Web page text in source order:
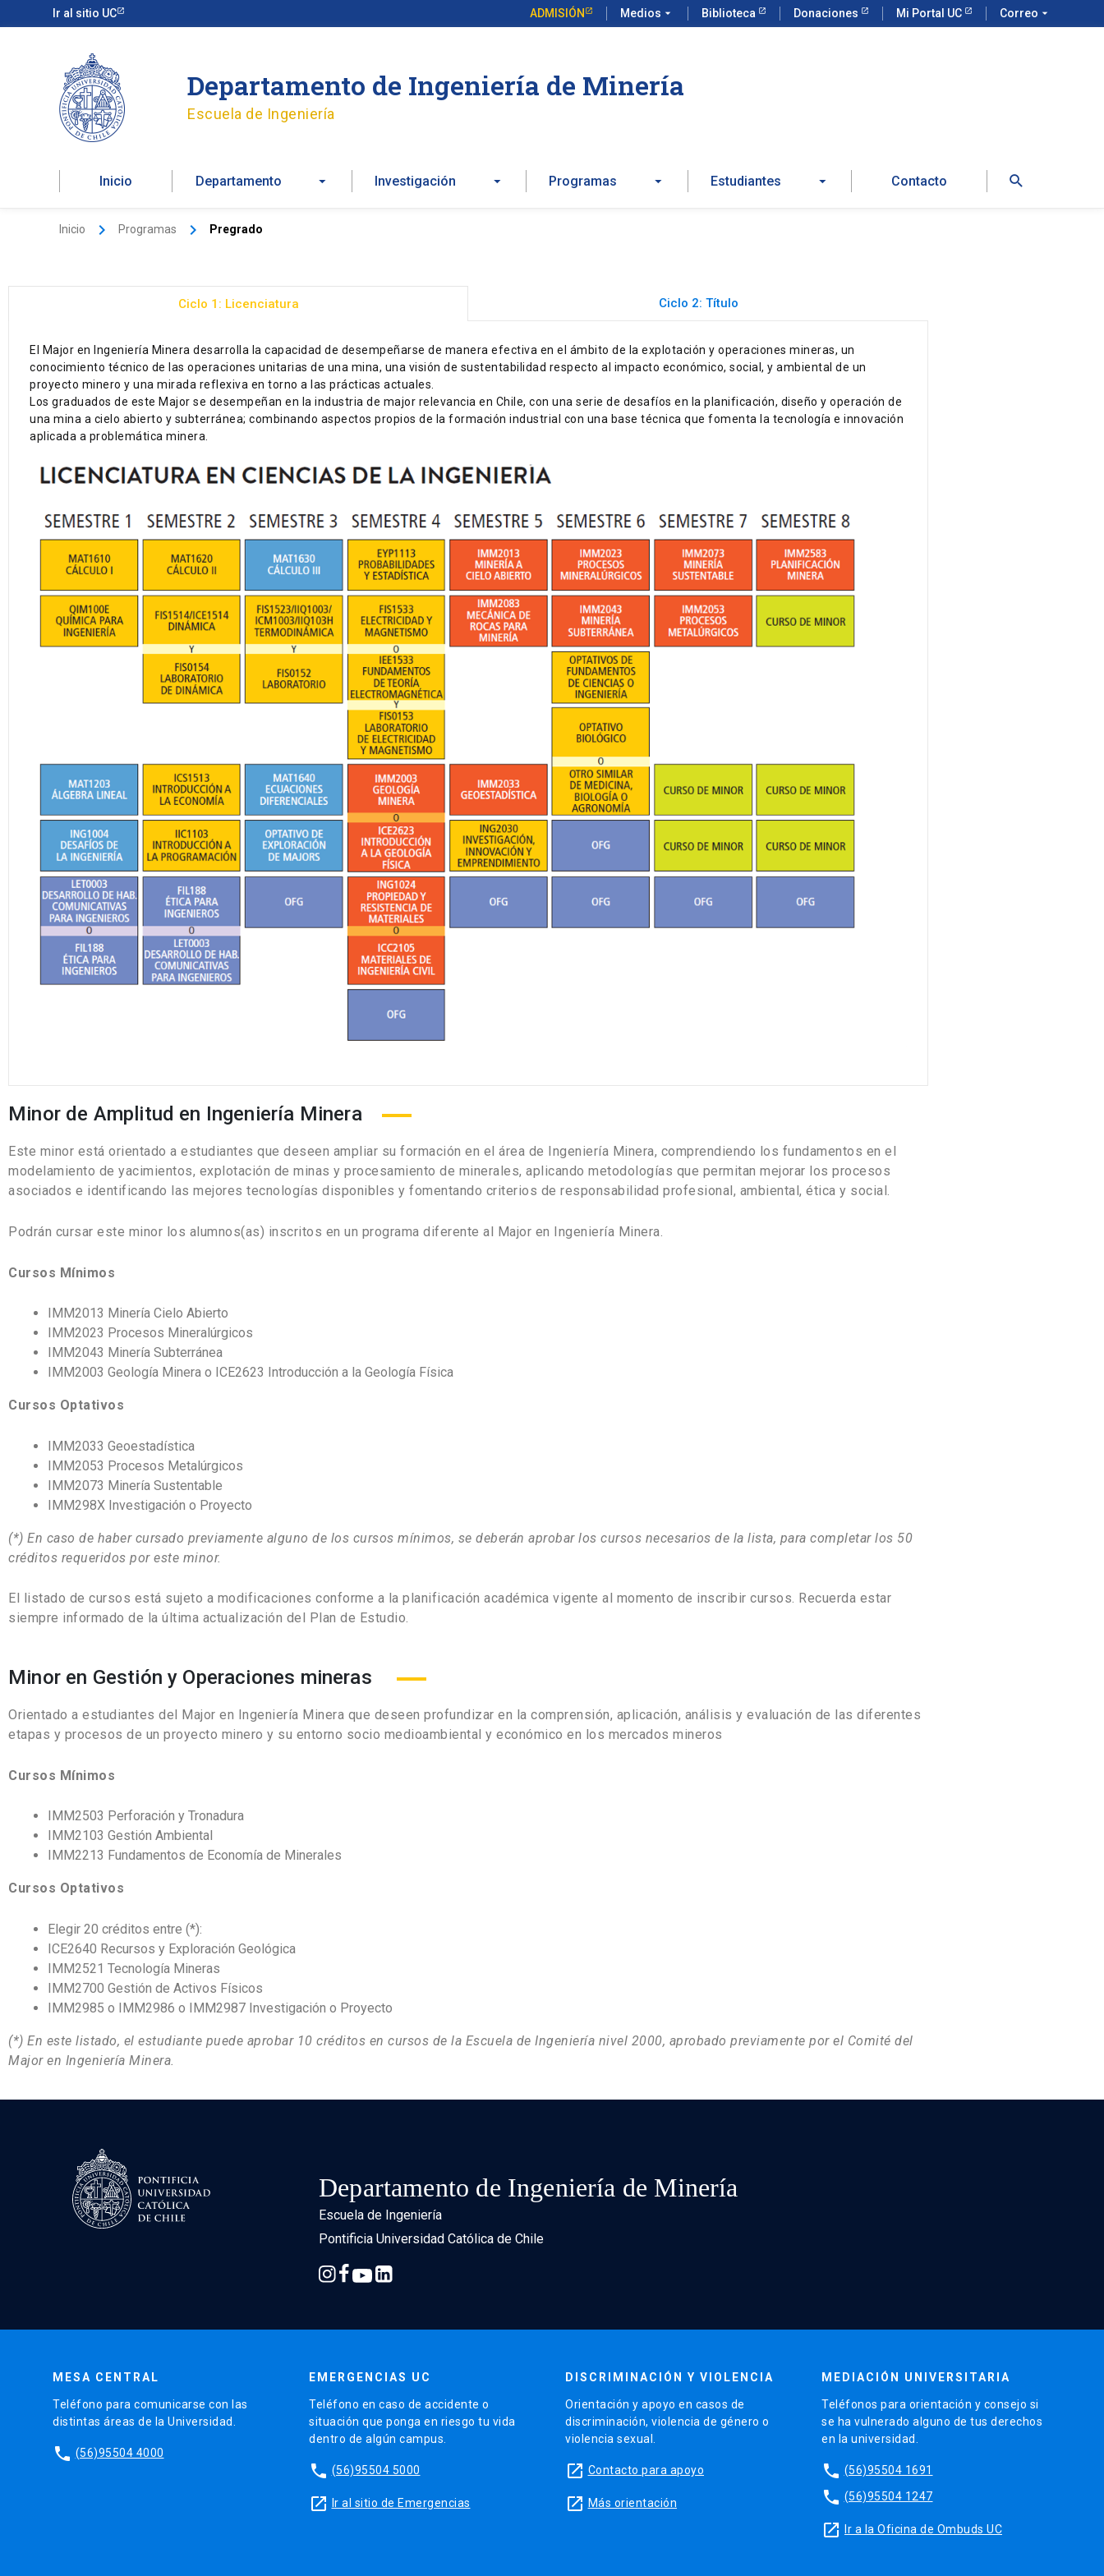
Ir al sitio UC ADMISIÓN Medios arrow_drop_down Biblioteca Donaciones Mi Portal UC Correo arrow_drop_down
al
Departamento de Ingeniería de Minería
Escuela de Ingeniería
Inicio Departamento Investigación Programas Estudiantes Contacto Buscar
Inicio Programas Pregrado
Ciclo 1: Licenciatura Ciclo 2: Título
El Major en Ingeniería Minera desarrolla la capacidad de desempeñarse de manera efectiva en el ámbito de la explotación y operaciones mineras, un
conocimiento técnico de las operaciones unitarias de una mina, una visión de sustentabilidad respecto al impacto económico, social, y ambiental de un
proyecto minero y una mirada reflexiva en torno a las prácticas actuales.
Los graduados de este Major se desempeñan en la industria de major relevancia en Chile, con una serie de desafíos en la planificación, diseño y operación de
una mina a cielo abierto y subterránea; combinando aspectos propios de la formación industrial con una base técnica que fomenta la tecnología e innovación
aplicada a problemática minera.
Minor de Amplitud en Ingeniería Minera
Este minor está orientado a estudiantes que deseen ampliar su formación en el área de Ingeniería Minera, comprendiendo los fundamentos en el
modelamiento de yacimientos, explotación de minas y procesamiento de minerales, aplicando metodologías que permitan mejorar los procesos
asociados e identificando las mejores tecnologías disponibles y fomentando criterios de responsabilidad profesional, ambiental, ética y social.
Podrán cursar este minor los alumnos(as) inscritos en un programa diferente al Major en Ingeniería Minera.
Cursos Mínimos
IMM2013 Minería Cielo Abierto
IMM2023 Procesos Mineralúrgicos
IMM2043 Minería Subterránea
IMM2003 Geología Minera o ICE2623 Introducción a la Geología Física
Cursos Optativos
IMM2033 Geoestadística
IMM2053 Procesos Metalúrgicos
IMM2073 Minería Sustentable
IMM298X Investigación o Proyecto
(*) En caso de haber cursado previamente alguno de los cursos mínimos, se deberán aprobar los cursos necesarios de la lista, para completar los 50
créditos requeridos por este minor.
El listado de cursos está sujeto a modificaciones conforme a la planificación académica vigente al momento de inscribir cursos. Recuerda estar
siempre informado de la última actualización del Plan de Estudio.
Minor en Gestión y Operaciones mineras
Orientado a estudiantes del Major en Ingeniería Minera que deseen profundizar en la comprensión, aplicación, análisis y evaluación de las diferentes
etapas y procesos de un proyecto minero y su entorno socio medioambiental y económico en los mercados mineros
Cursos Mínimos
IMM2503 Perforación y Tronadura
IMM2103 Gestión Ambiental
IMM2213 Fundamentos de Economía de Minerales
Cursos Optativos
Elegir 20 créditos entre (*):
ICE2640 Recursos y Exploración Geológica
IMM2521 Tecnología Mineras
IMM2700 Gestión de Activos Físicos
IMM2985 o IMM2986 o IMM2987 Investigación o Proyecto
(*) En este listado, el estudiante puede aprobar 10 créditos en cursos de la Escuela de Ingeniería nivel 2000, aprobado previamente por el Comité del
Major en Ingeniería Minera.
Departamento de Ingeniería de Minería
Escuela de Ingeniería
Pontificia Universidad Católica de Chile
MESA CENTRAL
Teléfono para comunicarse con las
distintas áreas de la Universidad.
phone (56)95504 4000
EMERGENCIAS UC
Teléfono en caso de accidente o
situación que ponga en riesgo tu vida
dentro de algún campus.
phone (56)95504 5000
launch Ir al sitio de Emergencias
DISCRIMINACIÓN Y VIOLENCIA
Orientación y apoyo en casos de
discriminación, violencia de género o
violencia sexual.
launch Contacto para apoyo
launch Más orientación
MEDIACIÓN UNIVERSITARIA
Teléfonos para orientación y consejo si
se ha vulnerado alguno de tus derechos
en la universidad.
phone (56)95504 1691
phone (56)95504 1247
launch Ir a la Oficina de Ombuds UC